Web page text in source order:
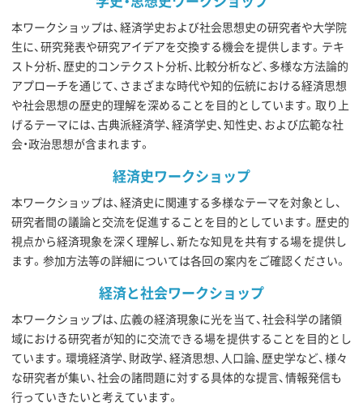
本ワークショップは、経済学史および社会思想史の研究者や大学院
生に、研究発表や研究アイデアを交換する機会を提供します。テキ
スト分析、歴史的コンテクスト分析、比較分析など、多様な方法論的
アプローチを通じて、さまざまな時代や知的伝統における経済思想
や社会思想の歴史的理解を深めることを目的としています。取り上
げるテーマには、古典派経済学、経済学史、知性史、および広範な社
会・政治思想が含まれます。
経済史ワークショップ
本ワークショップは、経済史に関連する多様なテーマを対象とし、
研究者間の議論と交流を促進することを目的としています。歴史的
視点から経済現象を深く理解し、新たな知見を共有する場を提供し
ます。参加方法等の詳細については各回の案内をご確認ください。
経済と社会ワークショップ
本ワークショップは、広義の経済現象に光を当て、社会科学の諸領
域における研究者が知的に交流できる場を提供することを目的とし
ています。環境経済学、財政学、経済思想、人口論、歴史学など、様々
な研究者が集い、社会の諸問題に対する具体的な提言、情報発信も
行っていきたいと考えています。